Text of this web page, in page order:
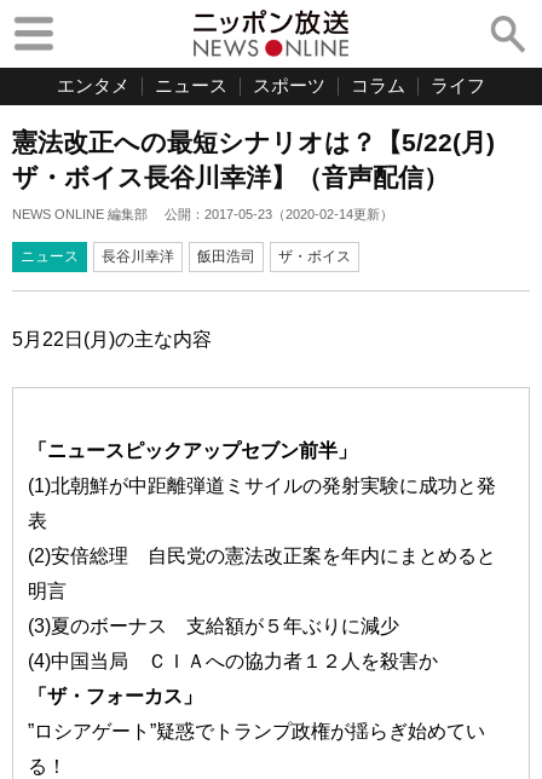
エンタメ ニュース スポーツ コラム ライフ
憲法改正への最短シナリオは？【5/22(月)
ザ・ボイス長谷川幸洋】（音声配信）
NEWS ONLINE 編集部 公開： 2017-05-23 （2020-02-14更新）
ニュース 長谷川幸洋 飯田浩司 ザ・ボイス
5月22日(月)の主な内容
「ニュースピックアップセブン前半」
(1)北朝鮮が中距離弾道ミサイルの発射実験に成功と発
表
(2)安倍総理 自民党の憲法改正案を年内にまとめると
明言
(3)夏のボーナス 支給額が５年ぶりに減少
(4)中国当局 ＣＩＡへの協力者１２人を殺害か
「ザ・フォーカス」
”ロシアゲート”疑惑でトランプ政権が揺らぎ始めてい
る！